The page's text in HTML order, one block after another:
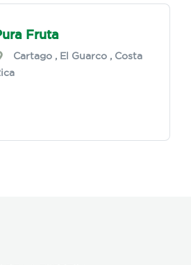
Fruta
Cartago , El Guarco , Costa